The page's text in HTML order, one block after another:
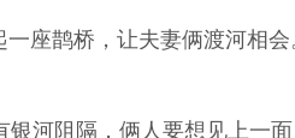
座鹊桥，让夫妻俩渡河相
河阻隔，俩人要想见上一